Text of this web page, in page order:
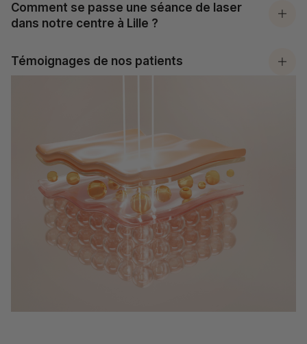
Comment se passe une séance de laser
dans notre centre à Lille ?
Témoignages de nos patients